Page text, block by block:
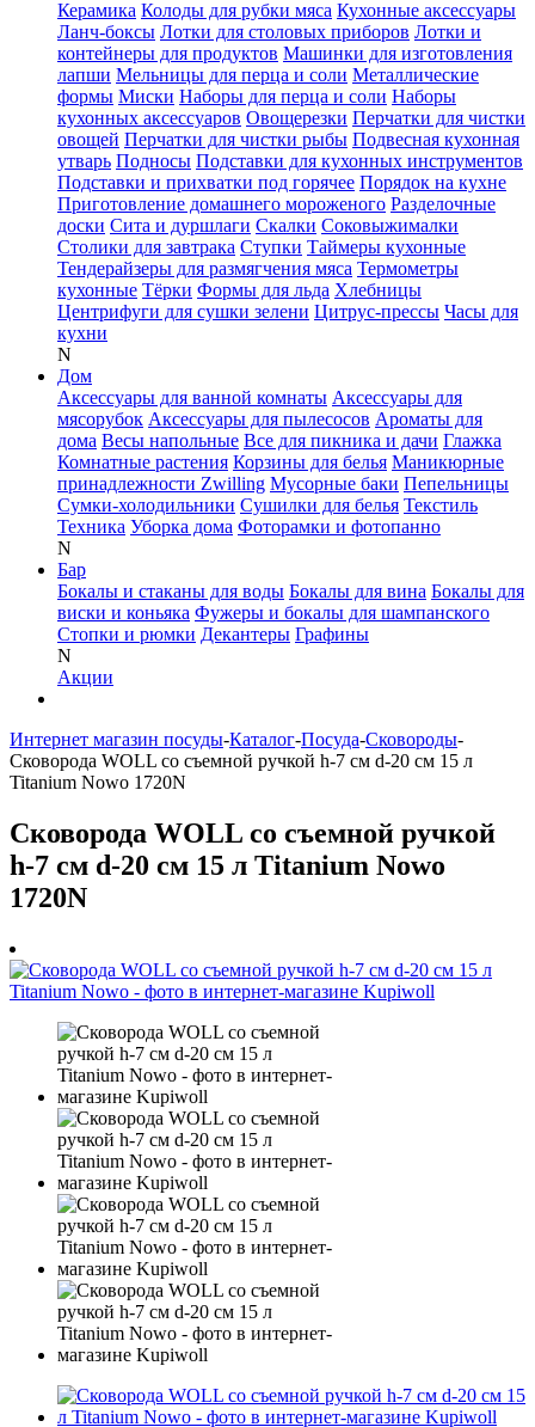
Керамика Колоды для рубки мяса Кухонные аксессуары
Ланч-боксы Лотки для столовых приборов Лотки и
контейнеры для продуктов Машинки для изготовления
лапши Мельницы для перца и соли Металлические
формы Миски Наборы для перца и соли Наборы
кухонных аксессуаров Овощерезки Перчатки для чистки
овощей Перчатки для чистки рыбы Подвесная кухонная
утварь Подносы Подставки для кухонных инструментов
Подставки и прихватки под горячее Порядок на кухне
Приготовление домашнего мороженого Разделочные
доски Сита и дуршлаги Скалки Соковыжималки
Столики для завтрака Ступки Таймеры кухонные
Тендерайзеры для размягчения мяса Термометры
кухонные Тёрки Формы для льда Хлебницы
Центрифуги для сушки зелени Цитрус-прессы Часы для
кухни
N
Дом
Аксессуары для ванной комнаты Аксессуары для
мясорубок Аксессуары для пылесосов Ароматы для
дома Весы напольные Все для пикника и дачи Глажка
Комнатные растения Корзины для белья Маникюрные
принадлежности Zwilling Мусорные баки Пепельницы
Сумки-холодильники Сушилки для белья Текстиль
Техника Уборка дома Фоторамки и фотопанно
N
Бар
Бокалы и стаканы для воды Бокалы для вина Бокалы для
виски и коньяка Фужеры и бокалы для шампанского
Стопки и рюмки Декантеры Графины
N
Акции
Интернет магазин посуды-Каталог-Посуда-Сковороды-
Сковорода WOLL со съемной ручкой h-7 см d-20 см 15 л
Titanium Nowo 1720N
Сковорода WOLL со съемной ручкой
h-7 см d-20 см 15 л Titanium Nowo
1720N